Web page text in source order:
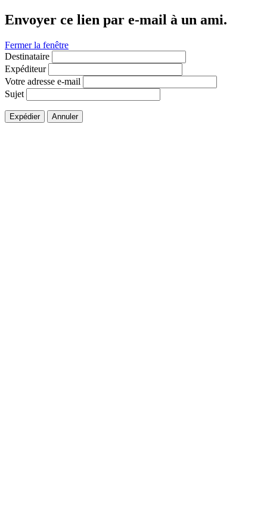
Envoyer ce lien par e-mail à un ami.
Fermer la fenêtre
Destinataire
Expéditeur
Votre adresse e-mail
Sujet
Expédier Annuler